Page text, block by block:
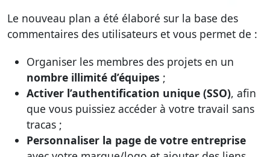
Le nouveau plan a été élaboré sur la base des
commentaires des utilisateurs et vous permet de :
Organiser les membres des projets en un
nombre illimité d’équipes ;
Activer l’authentification unique (SSO), afin
que vous puissiez accéder à votre travail sans
tracas ;
Personnaliser la page de votre entreprise